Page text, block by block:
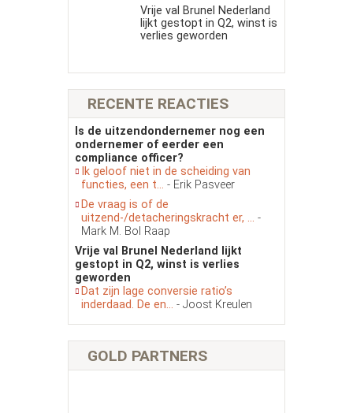
Vrije val Brunel Nederland
lijkt gestopt in Q2, winst is
verlies geworden
RECENTE REACTIES
Is de uitzendondernemer nog een
ondernemer of eerder een
compliance officer?
Ik geloof niet in de scheiding van
functies, een t... - Erik Pasveer
De vraag is of de
uitzend-/detacheringskracht er, ... -
Mark M. Bol Raap
Vrije val Brunel Nederland lijkt
gestopt in Q2, winst is verlies
geworden
Dat zijn lage conversie ratio’s
inderdaad. De en... - Joost Kreulen
GOLD PARTNERS